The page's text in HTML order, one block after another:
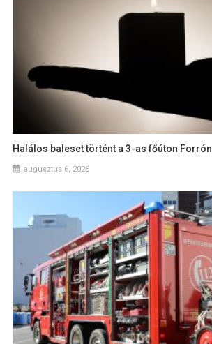
Halálos baleset történt a 3-as főúton Forrón
augusztus 6, 2026